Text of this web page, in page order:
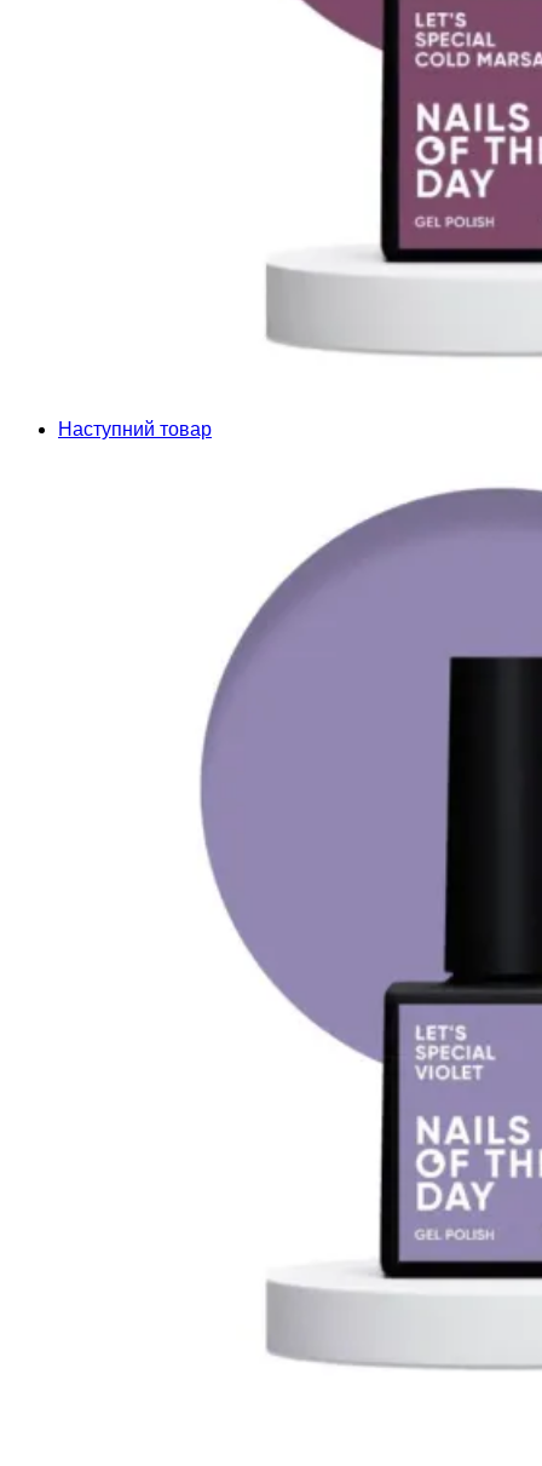
Наступний товар